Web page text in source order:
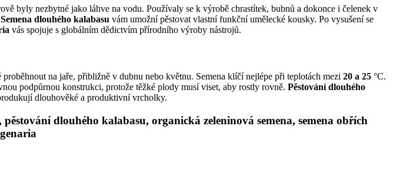
byly nezbytné jako láhve na vodu. Používaly se k výrobě chrastítek, bubnů a dokonce i čelenek v
Semena dlouhého kalabasu vám umožní pěstovat vlastní funkční umělecké kousky. Po vysušení se
vás spojuje s globálním dědictvím přírodního výroby nástrojů.
na jaře, přibližně v dubnu nebo květnu. Semena klíčí nejlépe při teplotách mezi 20 a 25 °C.
podpůrnou konstrukci, protože těžké plody musí viset, aby rostly rovně. Pěstování dlouhého
dlouhověké a produktivní vrcholky.
dlouhého kalabasu, organická zeleninová semena, semena obřích